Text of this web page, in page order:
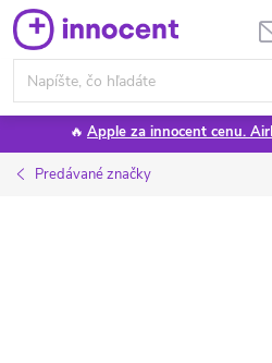
Prejsť
na
obsah
🔥 Apple za innocent cenu.
Predávané značky